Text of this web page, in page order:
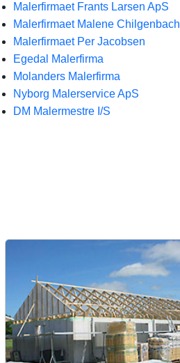
Malerfirmaet Frants Larsen ApS
Malerfirmaet Malene Chilgenbach
Malerfirmaet Per Jacobsen
Egedal Malerfirma
Molanders Malerfirma
Nyborg Malerservice ApS
DM Malermestre I/S